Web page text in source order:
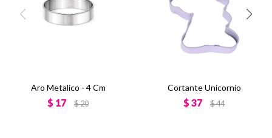
Aro Metalico - 4 Cm
$ 17 $20
Cortante Unicornio
$ 37 $44